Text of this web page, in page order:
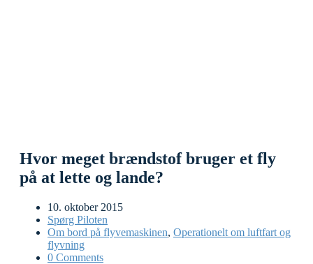
Hvor meget brændstof bruger et fly
på at lette og lande?
10. oktober 2015
Spørg Piloten
Om bord på flyvemaskinen, Operationelt om luftfart og
flyvning
0 Comments